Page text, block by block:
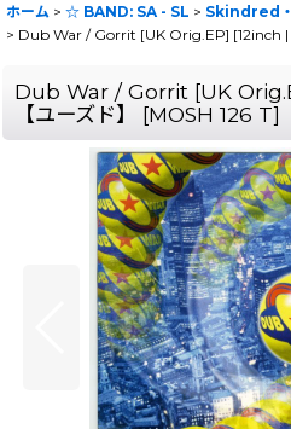
ホーム > ☆ BAND: SA - SL > Skindred
> Dub War / Gorrit [UK Orig.EP] [12inch |
Dub War / Gorrit [UK
【ユーズド】
[MOSH 126 T]